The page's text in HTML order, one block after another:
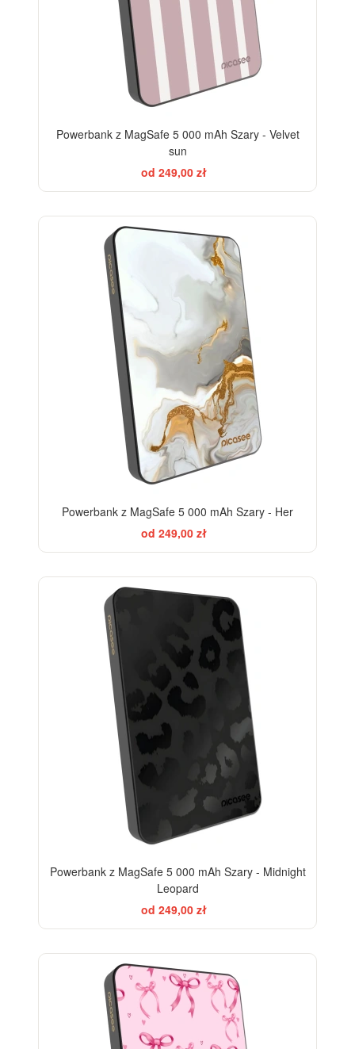
Powerbank z MagSafe 5 000 mAh Szary - Velvet
sun
od 249,00 zł
Powerbank z MagSafe 5 000 mAh Szary - Her
od 249,00 zł
Powerbank z MagSafe 5 000 mAh Szary - Midnight
Leopard
od 249,00 zł